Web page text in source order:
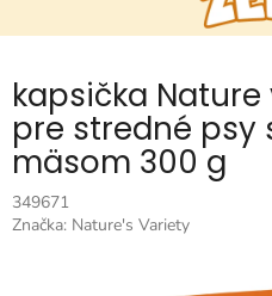
kapsička
pre stredné psy
mäsom 300 g
349671
Značka: Nature's Variety